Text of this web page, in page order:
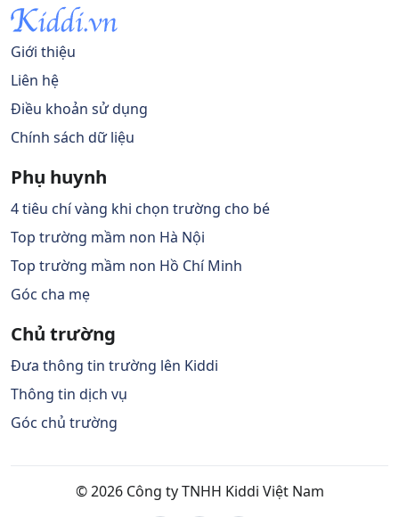
Giới thiệu
Liên hệ
Điều khoản sử dụng
Chính sách dữ liệu
Phụ huynh
4 tiêu chí vàng khi chọn trường cho bé
Top trường mầm non Hà Nội
Top trường mầm non Hồ Chí Minh
Góc cha mẹ
Chủ trường
Đưa thông tin trường lên Kiddi
Thông tin dịch vụ
Góc chủ trường
© 2026 Công ty TNHH Kiddi Việt Nam